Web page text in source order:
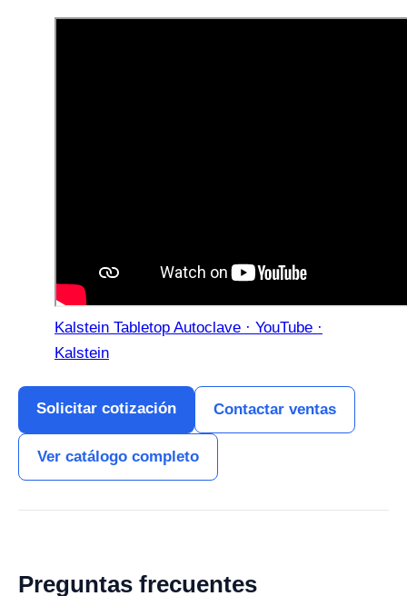
Kalstein Tabletop Autoclave · YouTube ·
Kalstein
Solicitar cotización Contactar ventas
Ver catálogo completo
Preguntas frecuentes